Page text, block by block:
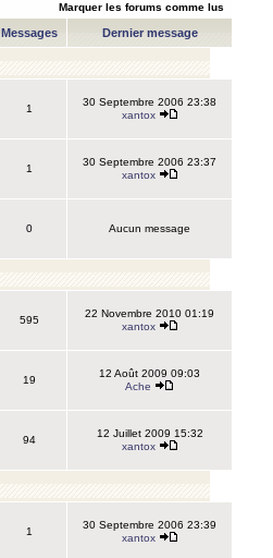
Marquer les forums comme lus
Messages Dernier message
1
30 Septembre 2006 23:38
xantox
1
30 Septembre 2006 23:37
xantox
0 Aucun message
595
22 Novembre 2010 01:19
xantox
19
12 Août 2009 09:03
Ache
94
12 Juillet 2009 15:32
xantox
1
30 Septembre 2006 23:39
xantox